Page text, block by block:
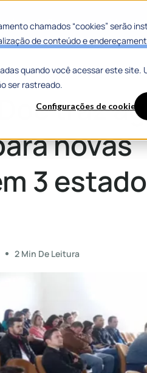
chamados “cookies” serão
de conteúdo e
quando você acessar este site.
ser rastreado.
Configurações de cookies
de Sucesso
para novas prefeituras em 3
traz
novas
3
2 Min De Leitura